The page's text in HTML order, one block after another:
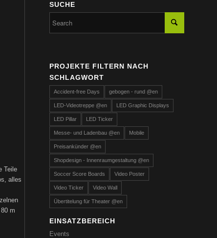
Teile
alles
m
SUCHE
PROJEKTE FILTERN NACH
SCHLAGWORT
Accident-free Days gebogen - rund @en
LED-Videotreppe @en LED Graphic Displays
LED Pillar LED Ticker
Messe- und Ladenbau @en Mobile
Preisankünder @en
Shopdesign - Innenraumgestaltung @en
Soccer Score Boards Video Poster
Video Ticker Video Wall
Übertitelung für Theater @en
EINSATZBEREICH
Events